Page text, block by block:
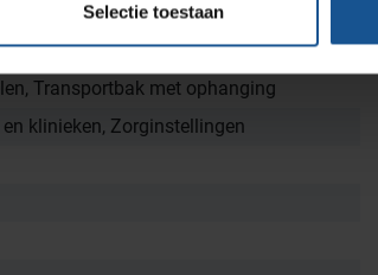
Selectie toestaan
Transportbak met ophanging
klinieken, Zorginstellingen